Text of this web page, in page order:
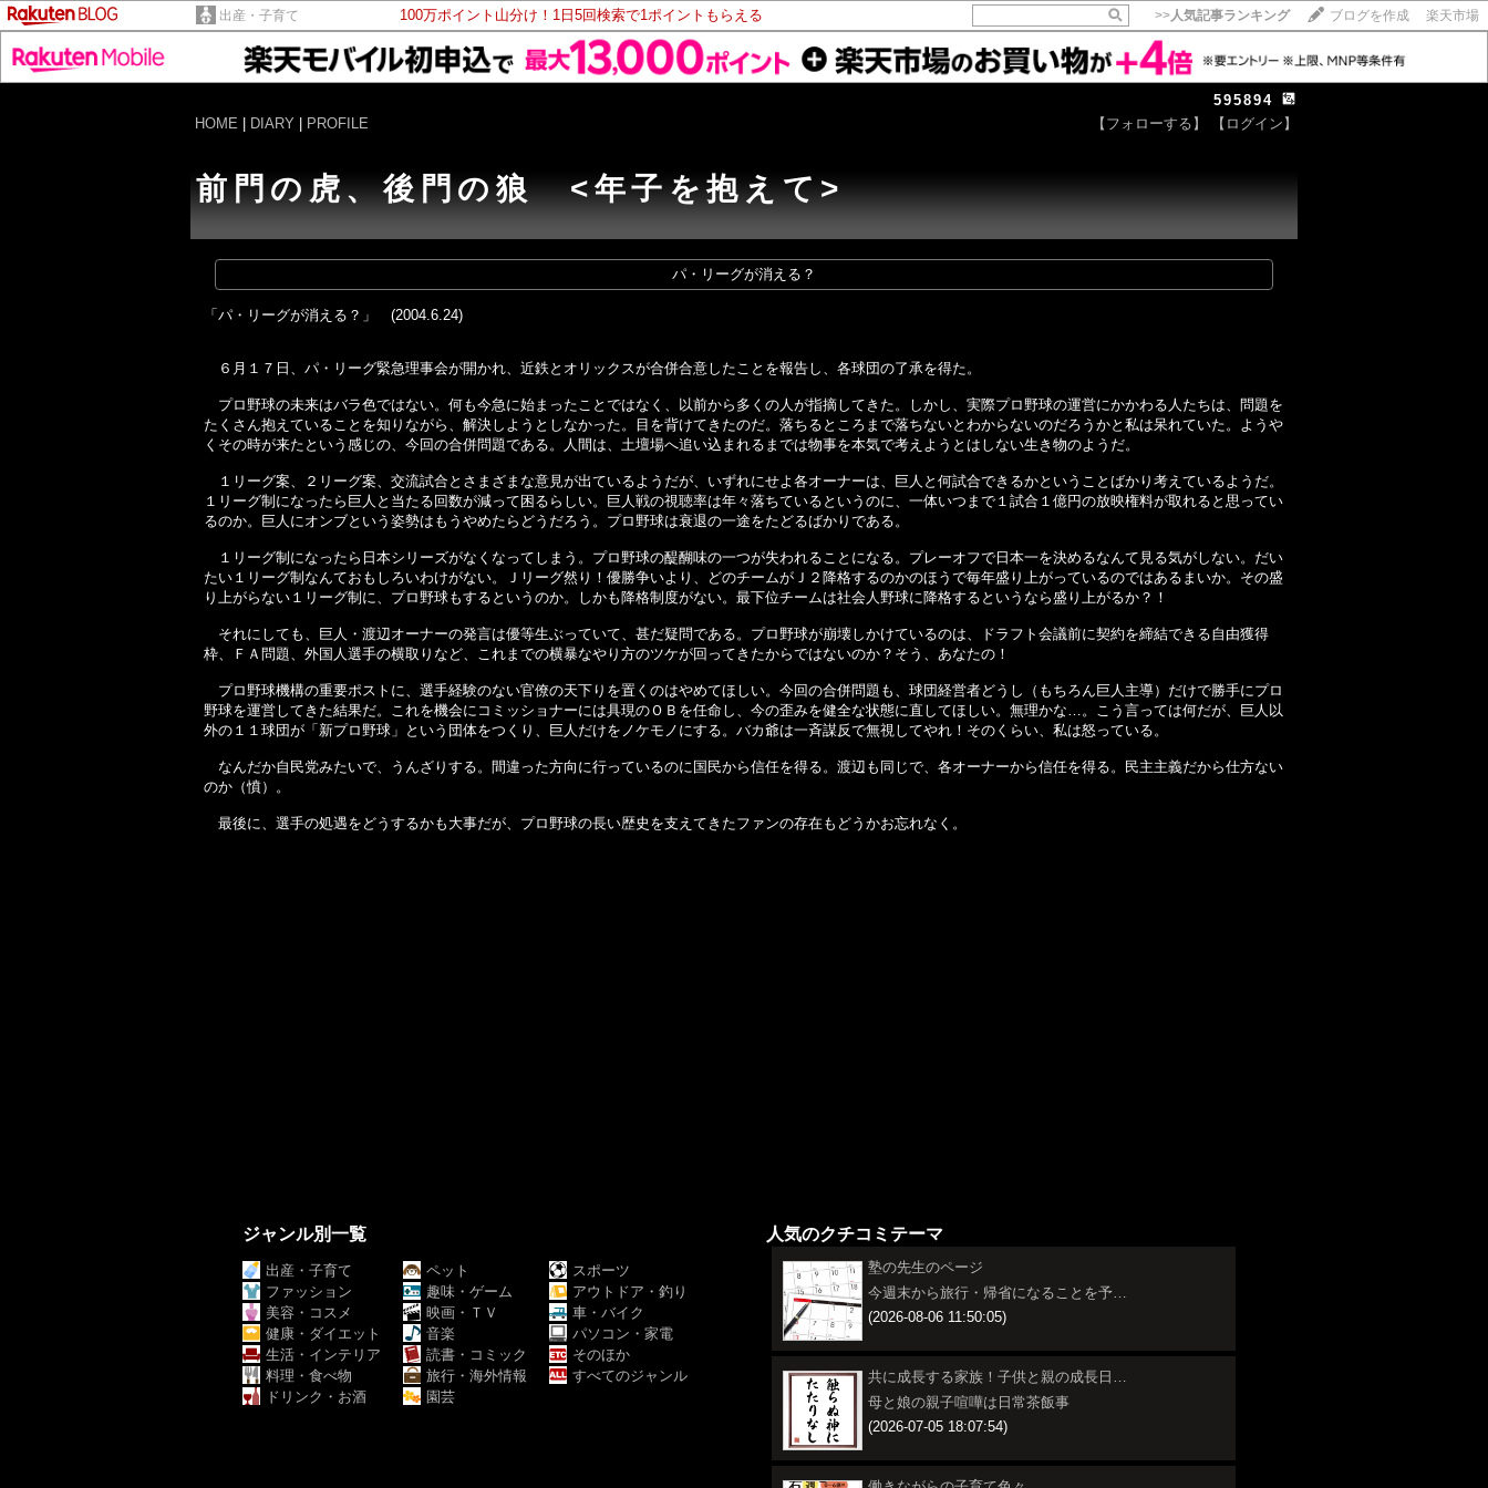
出産・子育て 100万ポイント山分け！1日5回検索で1ポイントもらえる >>人気記事ランキング ブログを作成 楽天市場
595894
HOME
DIARY PROFILE 【フォローする】 【ログイン】
前門の虎、後門の狼 <年子を抱えて>
パ・リーグが消える？
「パ・リーグが消える？」 (2004.6.24)
６月１７日、パ・リーグ緊急理事会が開かれ、近鉄とオリックスが合併合意したことを報告し、各球団の了承を得た。
プロ野球の未来はバラ色ではない。何も今急に始まったことではなく、以前から多くの人が指摘してきた。しかし、実際プロ野球の運営にかかわる人たちは、問題を
たくさん抱えていることを知りながら、解決しようとしなかった。目を背けてきたのだ。落ちるところまで落ちないとわからないのだろうかと私は呆れていた。ようや
くその時が来たという感じの、今回の合併問題である。人間は、土壇場へ追い込まれるまでは物事を本気で考えようとはしない生き物のようだ。
１リーグ案、２リーグ案、交流試合とさまざまな意見が出ているようだが、いずれにせよ各オーナーは、巨人と何試合できるかということばかり考えているようだ。
１リーグ制になったら巨人と当たる回数が減って困るらしい。巨人戦の視聴率は年々落ちているというのに、一体いつまで１試合１億円の放映権料が取れると思ってい
るのか。巨人にオンブという姿勢はもうやめたらどうだろう。プロ野球は衰退の一途をたどるばかりである。
１リーグ制になったら日本シリーズがなくなってしまう。プロ野球の醍醐味の一つが失われることになる。プレーオフで日本一を決めるなんて見る気がしない。だい
たい１リーグ制なんておもしろいわけがない。Ｊリーグ然り！優勝争いより、どのチームがＪ２降格するのかのほうで毎年盛り上がっているのではあるまいか。その盛
り上がらない１リーグ制に、プロ野球もするというのか。しかも降格制度がない。最下位チームは社会人野球に降格するというなら盛り上がるか？！
それにしても、巨人・渡辺オーナーの発言は優等生ぶっていて、甚だ疑問である。プロ野球が崩壊しかけているのは、ドラフト会議前に契約を締結できる自由獲得
枠、ＦＡ問題、外国人選手の横取りなど、これまでの横暴なやり方のツケが回ってきたからではないのか？そう、あなたの！
プロ野球機構の重要ポストに、選手経験のない官僚の天下りを置くのはやめてほしい。今回の合併問題も、球団経営者どうし（もちろん巨人主導）だけで勝手にプロ
野球を運営してきた結果だ。これを機会にコミッショナーには具現のＯＢを任命し、今の歪みを健全な状態に直してほしい。無理かな…。こう言っては何だが、巨人以
外の１１球団が「新プロ野球」という団体をつくり、巨人だけをノケモノにする。バカ爺は一斉謀反で無視してやれ！そのくらい、私は怒っている。
なんだか自民党みたいで、うんざりする。間違った方向に行っているのに国民から信任を得る。渡辺も同じで、各オーナーから信任を得る。民主主義だから仕方ない
のか（憤）。
最後に、選手の処遇をどうするかも大事だが、プロ野球の長い歴史を支えてきたファンの存在もどうかお忘れなく。
ジャンル別一覧
出産・子育て
ファッション
美容・コスメ
健康・ダイエット
生活・インテリア
料理・食べ物
ドリンク・お酒
ペット
趣味・ゲーム
映画・ＴＶ
音楽
読書・コミック
旅行・海外情報
園芸
スポーツ
アウトドア・釣り
車・バイク
パソコン・家電
そのほか
すべてのジャンル
人気のクチコミテーマ
塾の先生のページ
今週末から旅行・帰省になることを予…
(2026-08-06 11:50:05)
共に成長する家族！子供と親の成長日…
母と娘の親子喧嘩は日常茶飯事
(2026-07-05 18:07:54)